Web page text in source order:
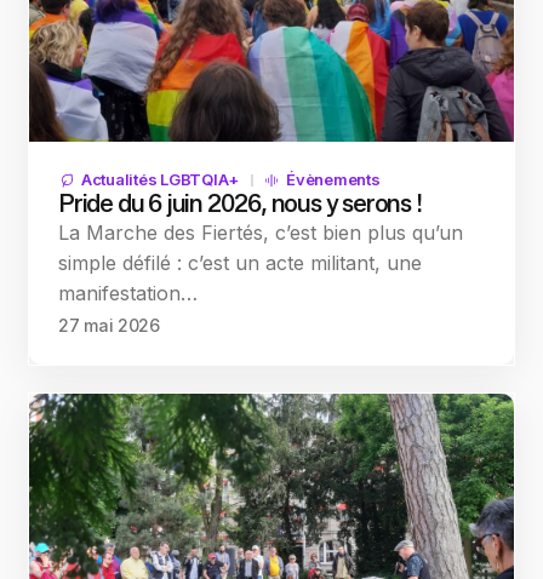
Actualités LGBTQIA+ Évènements
Pride du 6 juin 2026, nous y serons !
La Marche des Fiertés, c’est bien plus qu’un
simple défilé : c’est un acte militant, une
manifestation…
27 mai 2026